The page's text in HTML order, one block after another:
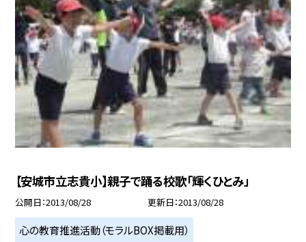
【安城市立志貴小】親子で踊る校歌「輝くひとみ」
公開日 2013/08/28 更新日 2013/08/28
心の教育推進活動（モラルBOX掲載用）